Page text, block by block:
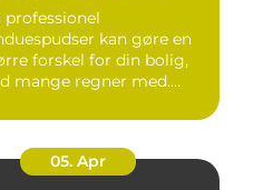
professionel
kan gøre en
forskel for din bolig,
mange regner med.
05. Apr